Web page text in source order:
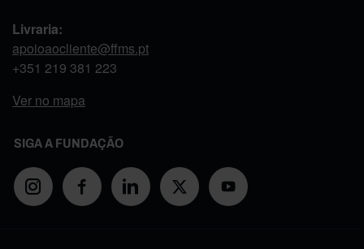
Livraria:
apoioaocliente@ffms.pt
+351 219 381 223
Ver no mapa
SIGA A FUNDAÇÃO